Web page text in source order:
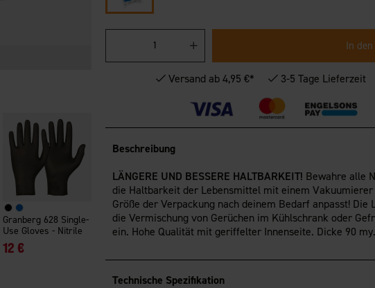
Granberg 628 Single-
Use Gloves - Nitrile
12 €
In
Versand ab 4,95 €* 3-5 Tage Lieferzeit
Beschreibung
LÄNGERE UND BESSERE HALTBARKEIT! Bewahre alle
die Haltbarkeit der Lebensmittel mit einem
Größe der Verpackung nach deinem Bedarf anpasst!
die Vermischung von Gerüchen im Kühlschrank oder
ein. Hohe Qualität mit geriffelter Innenseite. Dicke 90 my.
Technische Spezifikation